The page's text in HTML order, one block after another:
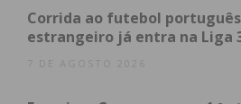
Corrida ao futebol
estrangeiro já entra na Liga
7 DE AGOSTO 2026